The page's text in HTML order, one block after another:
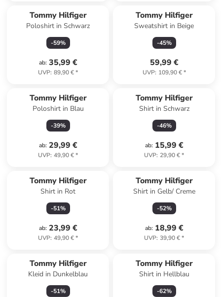
Tommy Hilfiger
Poloshirt in Schwarz
-59%
ab: 35,99 €
UVP: 89,90 €*
Tommy Hilfiger
Sweatshirt in Beige
-45%
59,99 €
UVP: 109,90 €*
Tommy Hilfiger
Poloshirt in Blau
-39%
ab: 29,99 €
UVP: 49,90 €*
Tommy Hilfiger
Shirt in Schwarz
-46%
ab: 15,99 €
UVP: 29,90 €*
Tommy Hilfiger
Shirt in Rot
-51%
ab: 23,99 €
UVP: 49,90 €*
Tommy Hilfiger
Shirt in Gelb/ Creme
-52%
ab: 18,99 €
UVP: 39,90 €*
Tommy Hilfiger
Kleid in Dunkelblau
-51%
Tommy Hilfiger
Shirt in Hellblau
-62%